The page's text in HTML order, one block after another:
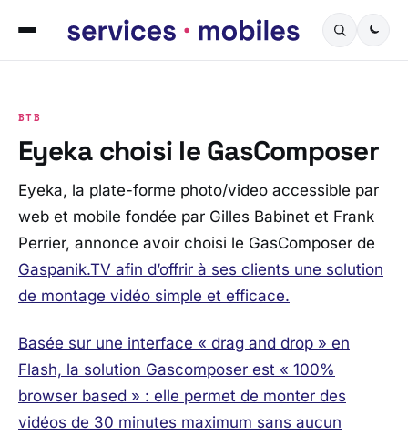
BTB
Eyeka choisi le GasComposer
Eyeka, la plate-forme photo/video accessible par
web et mobile fondée par Gilles Babinet et Frank
Perrier, annonce avoir choisi le GasComposer de
Gaspanik.TV afin d’offrir à ses clients une solution
de montage vidéo simple et efficace.
Basée sur une interface « drag and drop » en
Flash, la solution Gascomposer est « 100%
browser based » : elle permet de monter des
vidéos de 30 minutes maximum sans aucun